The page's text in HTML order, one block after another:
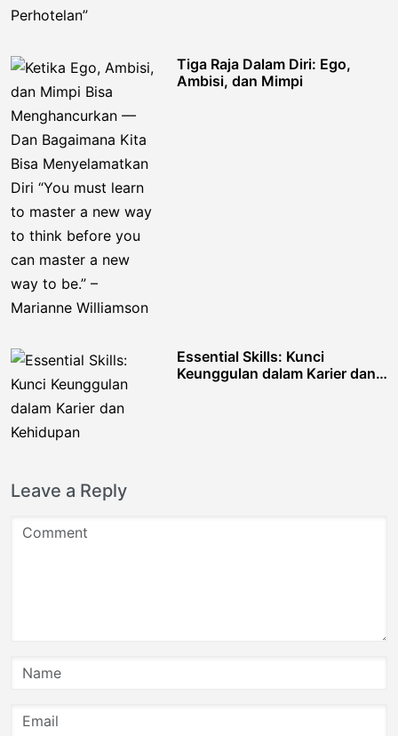
Tiga Raja Dalam Diri: Ego,
Ambisi, dan Mimpi
Essential Skills: Kunci
Keunggulan dalam Karier dan
Leave a Reply